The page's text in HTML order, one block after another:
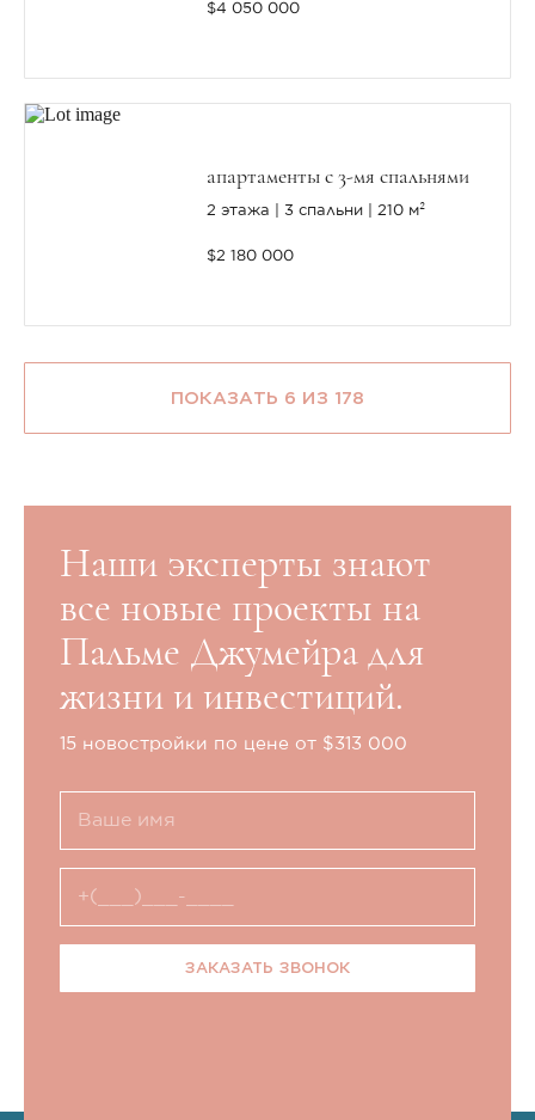
$4 050 000
апартаменты с 3-мя спальнями
2 этажа 3 спальни 210 м²
$2 180 000
ПОКАЗАТЬ 6 ИЗ 178
Наши эксперты знают
все новые проекты на
Пальме Джумейра для
жизни и инвестиций.
15 новостройки по цене от $313 000
ЗАКАЗАТЬ ЗВОНОК